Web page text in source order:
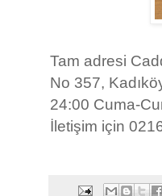
Tam adresi
No 357,
24:00 Cuma-
İletişim için